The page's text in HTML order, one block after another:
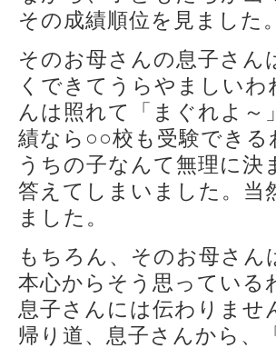
その成績順位を見ました。
そのお母さんの息子さ
くできてうらやましい
んは照れて「まぐれよ
績なら○○校も受験でき
うちの子なんて無理に
答えてしまいました。当
ました。
もちろん、そのお母さ
本心からそう思っている
息子さんには伝わりませ
帰り道、息子さんから、